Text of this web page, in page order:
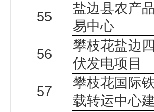
55
盐边县农产
易中心
56
攀枝花盐边
伏发电项目
57
攀枝花国际
载转运中心